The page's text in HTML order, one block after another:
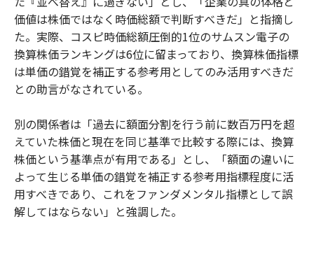
価値は株価ではなく時価総額で判断すべきだ」と指摘し
た。実際、コスピ時価総額圧倒的1位のサムスン電子の
換算株価ランキングは6位に留まっており、換算株価指標
は単価の錯覚を補正する参考用としてのみ活用すべきだ
との助言がなされている。
別の関係者は「過去に額面分割を行う前に数百万円を超
えていた株価と現在を同じ基準で比較する際には、換算
株価という基準点が有用である」とし、「額面の違いに
よって生じる単価の錯覚を補正する参考用指標程度に活
用すべきであり、これをファンダメンタル指標として誤
解してはならない」と強調した。